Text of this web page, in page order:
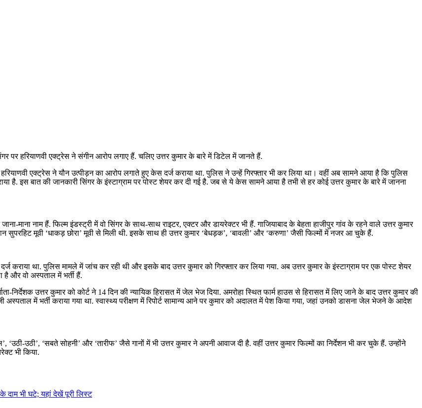
पर हरियाणवी एक्ट्रेस ने संगीन आरोप लगाए हैं. चलिए उत्तर कुमार के बारे में डिटेल में जानते हैं.
एक्ट्रेस ने यौन उत्पीड़न का आरोप लगाते हुए केस दर्ज कराया था. पुलिस ने उन्हें गिरफ्तार भी कर लिया था। वहीं अब सामने आया है कि पुलिस
है. इस बात की जानकारी सिंगर के इंस्टाग्राम पर पोस्ट शेयर कर दी गई है. जब से ये केस सामने आया है तभी से हर कोई उत्तर कुमार के बारे में जानना
माना नाम हैं. फिल्म इंडस्ट्री में वो सिंगर के साथ-साथ राइटर, एक्टर और डायरेक्टर भी हैं. गाजियाबाद के बेहता हाजीपुर गांव के रहने वाले उत्तर कुमार
मूवी ‘धाकड़ छोरा’ मूवी से मिली थी. इसके साथ ही उत्तर कुमार ‘बेधड़क’, ‘बावली’ और ‘करुणा’ जैसी फिल्मों में नजर आ चुके हैं.
कराया था. पुलिस मामले में जांच कर रही थी और इसके बाद उत्तर कुमार को गिरफ्तार कर लिया गया. अब उत्तर कुमार के इंस्टाग्राम पर एक पोस्ट शेयर
है और वो अस्पताल में भर्ती हैं.
निर्देशक उत्तर कुमार को कोर्ट ने 14 दिन की न्यायिक हिरासत में जेल भेज दिया. अमरोहा स्थित फार्म हाउस से हिरासत में लिए जाने के बाद उत्तर कुमार की
में भर्ती कराया गया था. स्वास्थ्य परीक्षण में रिपोर्ट सामान्य आने पर कुमार को अदालत में पेश किया गया, जहां उनको डासना जेल भेजने के आदेश
उठी’, ‘सबते सोहनी’ और ‘तारीफ’ जैसे गानों में भी उत्तर कुमार ने अपनी आवाज दी है. वहीं उत्तर कुमार फिल्मों का निर्देशन भी कर चुके हैं. उन्होंने
भी किया.
दाम भी घटे; यहां देखें पूरी लिस्ट